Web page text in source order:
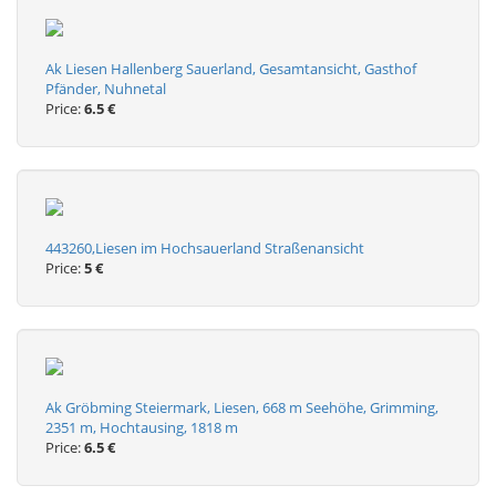
Ak Liesen Hallenberg Sauerland, Gesamtansicht, Gasthof
Pfänder, Nuhnetal
Price:6.5 €
443260,Liesen im Hochsauerland Straßenansicht
Price:5 €
Ak Gröbming Steiermark, Liesen, 668 m Seehöhe, Grimming,
2351 m, Hochtausing, 1818 m
Price:6.5 €